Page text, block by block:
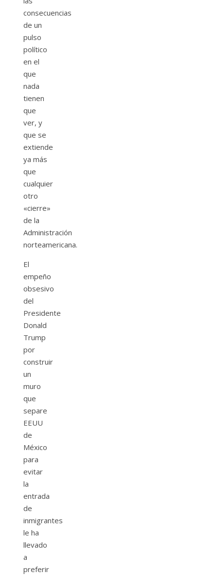
consecuencias
de un
pulso
político
en el
que
nada
tienen
que
ver, y
que se
extiende
ya más
que
cualquier
otro
«cierre»
de la
Administración
norteamericana.
El
empeño
obsesivo
del
Presidente
Donald
Trump
por
construir
un
muro
que
separe
EEUU
de
México
para
evitar
la
entrada
de
inmigrantes
le ha
llevado
a
preferir